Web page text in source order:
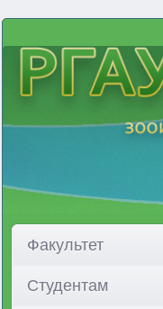
Факультет
Студентам